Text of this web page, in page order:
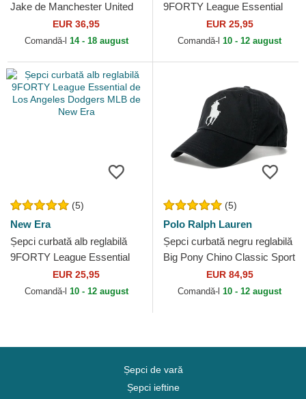
Jake de Manchester United
Football Club Premier League
de New Era
EUR 36,95
Comandă-l 14 - 18 august
9FORTY League Essential
de New York Yankees MLB
de New Era
EUR 25,95
Comandă-l 10 - 12 august
(5)
New Era
Șepci curbată alb reglabilă
9FORTY League Essential
de Los Angeles Dodgers
MLB de New Era
EUR 25,95
Comandă-l 10 - 12 august
(5)
Polo Ralph Lauren
Șepci curbată negru reglabilă
Big Pony Chino Classic Sport
de Polo Ralph Lauren
EUR 84,95
Comandă-l 10 - 12 august
Șepci de vară
Șepci ieftine